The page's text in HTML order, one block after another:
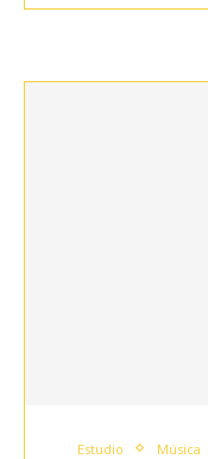
Estudio Música